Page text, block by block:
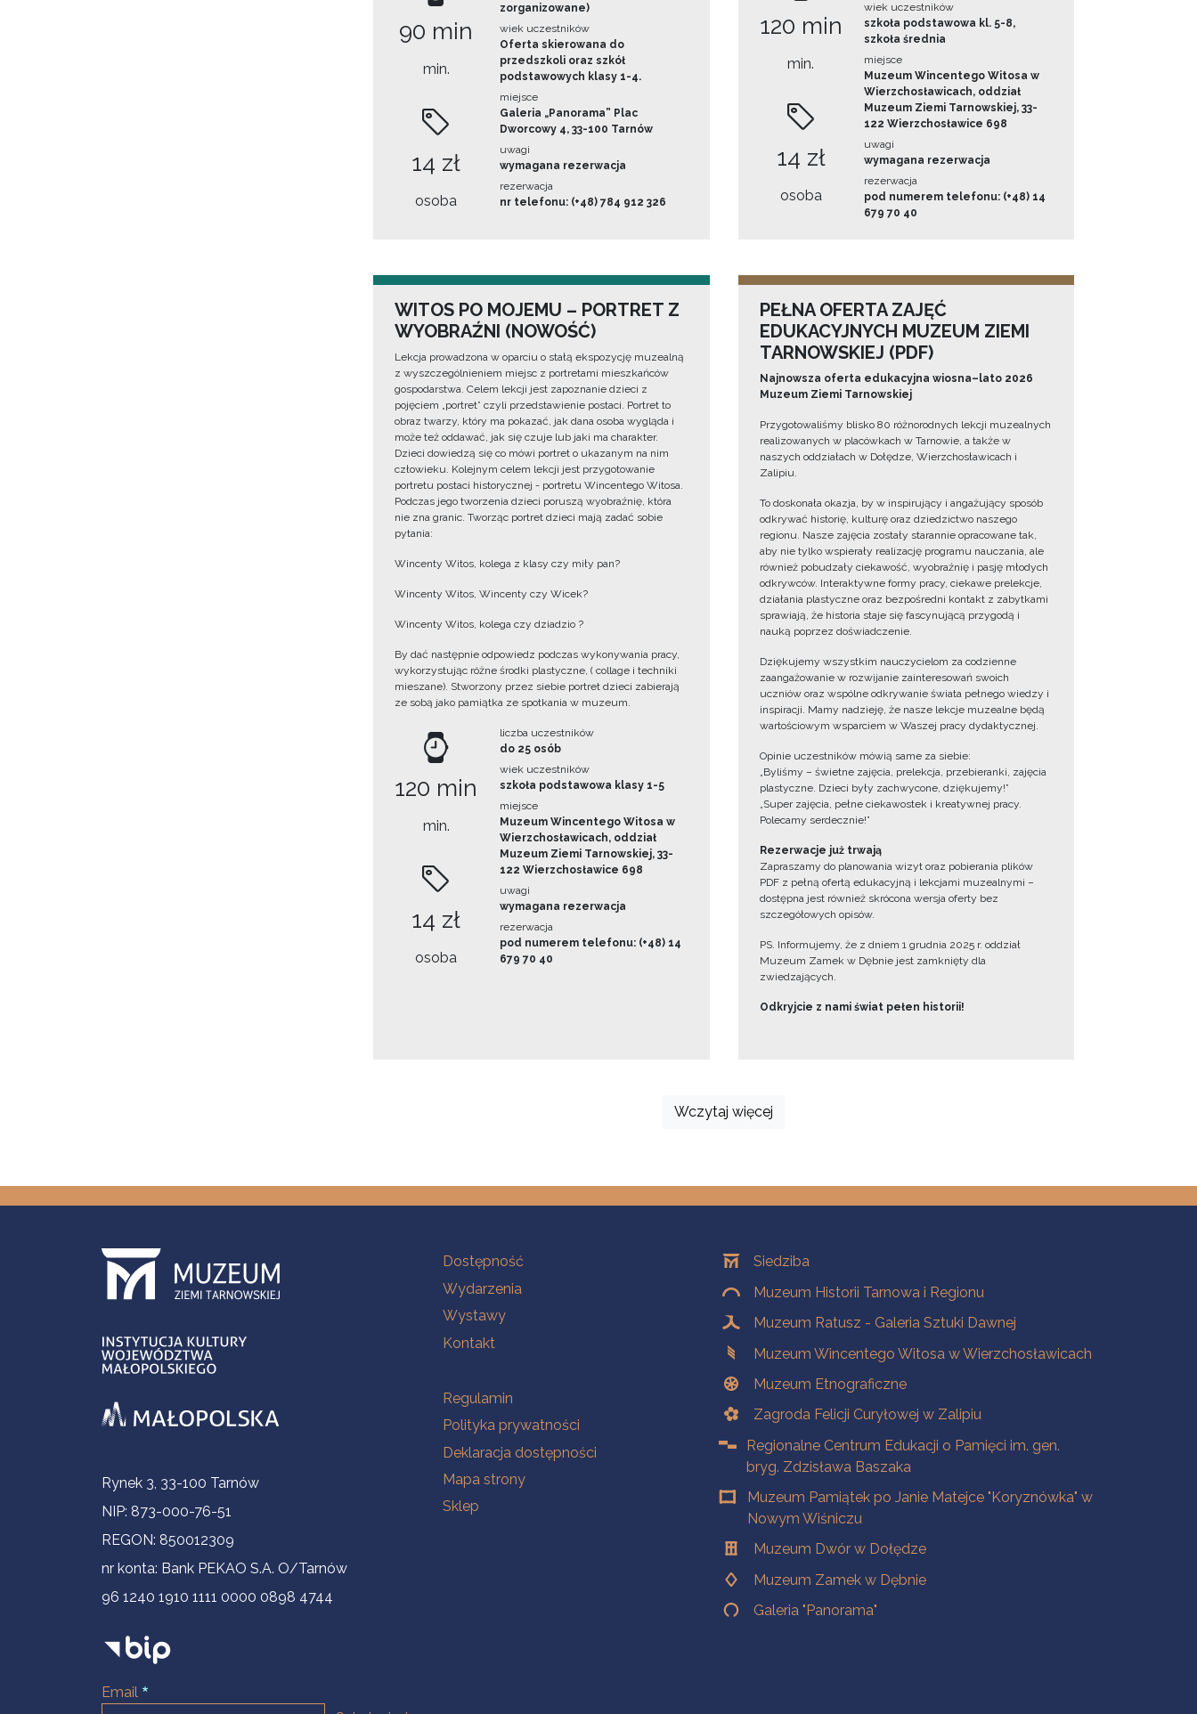
90 min
min.
14 zł
osoba
zorganizowane)
wiek uczestników
Oferta skierowana do
przedszkoli oraz szkół
podstawowych klasy 1-4.
miejsce
Galeria „Panorama” Plac
Dworcowy 4, 33-100 Tarnów
uwagi
wymagana rezerwacja
rezerwacja
nr telefonu: (+48) 784 912 326
120 min
min.
14 zł
osoba
wiek uczestników
szkoła podstawowa kl. 5-8,
szkoła średnia
miejsce
Muzeum Wincentego Witosa w
Wierzchosławicach, oddział
Muzeum Ziemi Tarnowskiej, 33-
122 Wierzchosławice 698
uwagi
wymagana rezerwacja
rezerwacja
pod numerem telefonu: (+48) 14
679 70 40
WITOS PO MOJEMU – PORTRET Z
WYOBRAŹNI (NOWOŚĆ)
Lekcja prowadzona w oparciu o stałą ekspozycję muzealną
z wyszczególnieniem miejsc z portretami mieszkańców
gospodarstwa. Celem lekcji jest zapoznanie dzieci z
pojęciem „portret” czyli przedstawienie postaci. Portret to
obraz twarzy, który ma pokazać, jak dana osoba wygląda i
może też oddawać, jak się czuje lub jaki ma charakter.
Dzieci dowiedzą się co mówi portret o ukazanym na nim
człowieku. Kolejnym celem lekcji jest przygotowanie
portretu postaci historycznej - portretu Wincentego Witosa.
Podczas jego tworzenia dzieci poruszą wyobraźnię, która
nie zna granic. Tworząc portret dzieci mają zadać sobie
pytania:
Wincenty Witos, kolega z klasy czy miły pan?
Wincenty Witos, Wincenty czy Wicek?
Wincenty Witos, kolega czy dziadzio ?
By dać następnie odpowiedz podczas wykonywania pracy,
wykorzystując różne środki plastyczne, ( collage i techniki
mieszane). Stworzony przez siebie portret dzieci zabierają
ze sobą jako pamiątka ze spotkania w muzeum.
120 min
min.
14 zł
osoba
liczba uczestników
do 25 osób
wiek uczestników
szkoła podstawowa klasy 1-5
miejsce
Muzeum Wincentego Witosa w
Wierzchosławicach, oddział
Muzeum Ziemi Tarnowskiej, 33-
122 Wierzchosławice 698
uwagi
wymagana rezerwacja
rezerwacja
pod numerem telefonu: (+48) 14
679 70 40
PEŁNA OFERTA ZAJĘĆ
EDUKACYJNYCH MUZEUM ZIEMI
TARNOWSKIEJ (PDF)
Najnowsza oferta edukacyjna wiosna–lato 2026
Muzeum Ziemi Tarnowskiej
Przygotowaliśmy blisko 80 różnorodnych lekcji muzealnych
realizowanych w placówkach w Tarnowie, a także w
naszych oddziałach w Dołędze, Wierzchosławicach i
Zalipiu.
To doskonała okazja, by w inspirujący i angażujący sposób
odkrywać historię, kulturę oraz dziedzictwo naszego
regionu. Nasze zajęcia zostały starannie opracowane tak,
aby nie tylko wspierały realizację programu nauczania, ale
również pobudzały ciekawość, wyobraźnię i pasję młodych
odkrywców. Interaktywne formy pracy, ciekawe prelekcje,
działania plastyczne oraz bezpośredni kontakt z zabytkami
sprawiają, że historia staje się fascynującą przygodą i
nauką poprzez doświadczenie.
Dziękujemy wszystkim nauczycielom za codzienne
zaangażowanie w rozwijanie zainteresowań swoich
uczniów oraz wspólne odkrywanie świata pełnego wiedzy i
inspiracji. Mamy nadzieję, że nasze lekcje muzealne będą
wartościowym wsparciem w Waszej pracy dydaktycznej.
Opinie uczestników mówią same za siebie:
„Byliśmy – świetne zajęcia, prelekcja, przebieranki, zajęcia
plastyczne. Dzieci były zachwycone, dziękujemy!”
„Super zajęcia, pełne ciekawostek i kreatywnej pracy.
Polecamy serdecznie!”
Rezerwacje już trwają
Zapraszamy do planowania wizyt oraz pobierania plików
PDF z pełną ofertą edukacyjną i lekcjami muzealnymi –
dostępna jest również skrócona wersja oferty bez
szczegółowych opisów.
PS. Informujemy, że z dniem 1 grudnia 2025 r. oddział
Muzeum Zamek w Dębnie jest zamknięty dla
zwiedzających.
Odkryjcie z nami świat pełen historii!
Wczytaj więcej
Informacje kontaktowe
Rynek 3, 33-100 Tarnów
NIP: 873-000-76-51
REGON: 850012309
nr konta: Bank PEKAO S.A. O/Tarnów
96 1240 1910 1111 0000 0898 4744
Email
Na skróty
Dostępność
Wydarzenia
Wystawy
Kontakt
Na skróty
Regulamin
Polityka prywatności
Deklaracja dostępności
Mapa strony
Sklep
OddziałySiedziba
Muzeum Historii Tarnowa i Regionu
Muzeum Ratusz - Galeria Sztuki Dawnej
Muzeum Wincentego Witosa w Wierzchosławicach
Muzeum Etnograficzne
Zagroda Felicji Curyłowej w Zalipiu
Regionalne Centrum Edukacji o Pamięci im. gen.
bryg. Zdzisława Baszaka
Muzeum Pamiątek po Janie Matejce "Koryznówka" w
Nowym Wiśniczu
Muzeum Dwór w Dołędze
Muzeum Zamek w Dębnie
Galeria "Panorama"